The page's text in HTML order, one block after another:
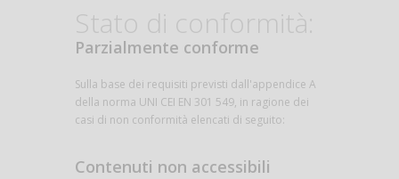
Stato di conformità:
Parzialmente conforme
Sulla base dei requisiti previsti dall'appendice A
della norma UNI CEI EN 301 549, in ragione dei
casi di non conformità elencati di seguito:
Contenuti non accessibili